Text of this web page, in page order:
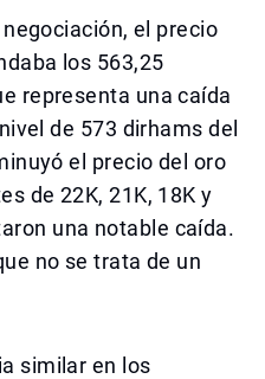
el precio
los 563,25
representa una caída
de 573 dirhams del
el precio del oro
de 22K, 21K, 18K y
una notable caída.
no se trata de un
similar en los